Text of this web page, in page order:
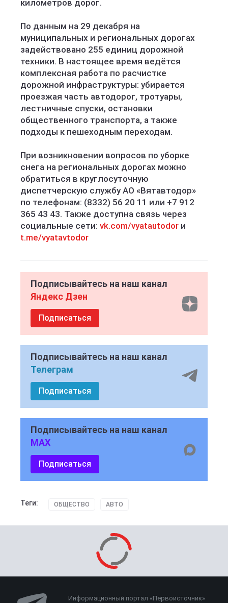
километров дорог.
По данным на 29 декабря на
муниципальных и региональных дорогах
задействовано 255 единиц дорожной
техники. В настоящее время ведётся
комплексная работа по расчистке
дорожной инфраструктуры: убирается
проезжая часть автодорог, тротуары,
лестничные спуски, остановки
общественного транспорта, а также
подходы к пешеходным переходам.
При возникновении вопросов по уборке
снега на региональных дорогах можно
обратиться в круглосуточную
диспетчерскую службу АО «Вятавтодор»
по телефонам: (8332) 56 20 11 или +7 912
365 43 43. Также доступна связь через
социальные сети: vk.com/vyatautodor и
t.me/vyatavtodor
Подписывайтесь на наш канал
Яндекс Дзен
Подписаться
Подписывайтесь на наш канал
Телеграм
Подписаться
Подписывайтесь на наш канал
MAX
Подписаться
Теги: ОБЩЕСТВО АВТО
Информационный портал «Первоисточник»